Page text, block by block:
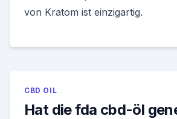
von Kratom ist einzigartig.
CBD OIL
Hat die fda cbd-öl